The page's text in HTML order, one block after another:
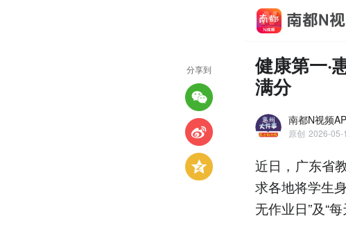
健康第一·
满分
南都N视频
原创 2026-05-
近日，广东省
求各地将学生
无作业日”及“
分享到